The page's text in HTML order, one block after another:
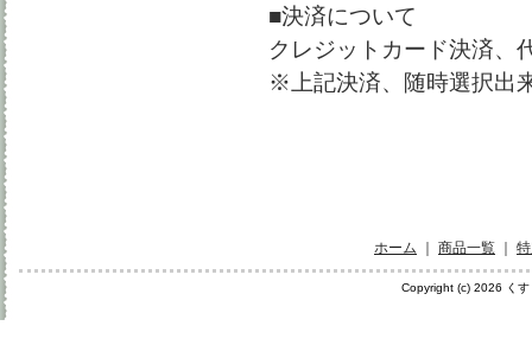
■決済について
クレジットカード決済、
※上記決済、随時選択出
ホーム ｜ 商品一覧 ｜
Copyright (c) 2026 く